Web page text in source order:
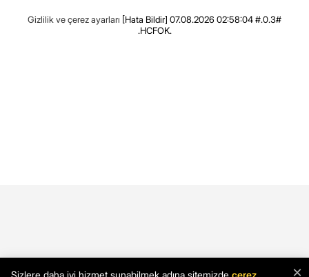
Gizlilik ve çerez ayarları [Hata Bildir] 07.08.2026 02:58:04 #.0.3#
.HCFOK.
×
Sizlere daha iyi hizmet sunabilmek adına sitemizde çerez